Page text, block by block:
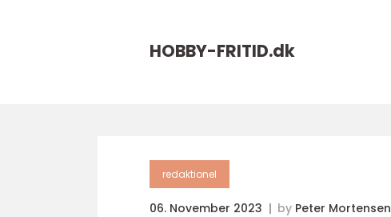
HOBBY-FRITID.dk
redaktionel
06. November 2023 by Peter Mortensen